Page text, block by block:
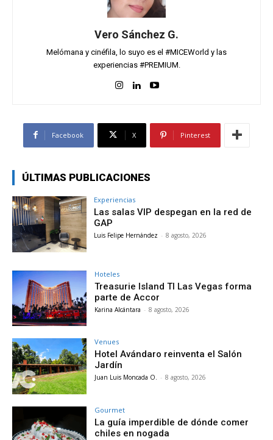
Vero Sánchez G.
Melómana y cinéfila, lo suyo es el #MICEWorld y las
experiencias #PREMIUM.
Facebook X Pinterest
ÚLTIMAS PUBLICACIONES
Experiencias
Las salas VIP despegan en la red de
GAP
Luis Felipe Hernández - 8 agosto, 2026
Hoteles
Treasurie Island TI Las Vegas forma
parte de Accor
Karina Alcántara - 8 agosto, 2026
Venues
Hotel Avándaro reinventa el Salón
Jardín
Juan Luis Moncada O. - 8 agosto, 2026
Gourmet
La guía imperdible de dónde comer
chiles en nogada